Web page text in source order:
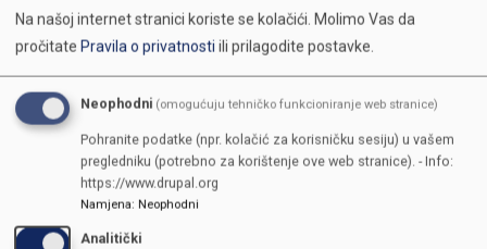
Na našoj internet stranici koriste se kolačići. Molimo Vas da
pročitate Pravila o privatnostiili prilagodite postavke.
Neophodni (omogućuju tehničko funkcioniranje web stranice)
Pohranite podatke (npr. kolačić za korisničku sesiju) u vašem
pregledniku (potrebno za korištenje ove web stranice). - Info:
https://www.drupal.org
Namjena: Neophodni
Analitički